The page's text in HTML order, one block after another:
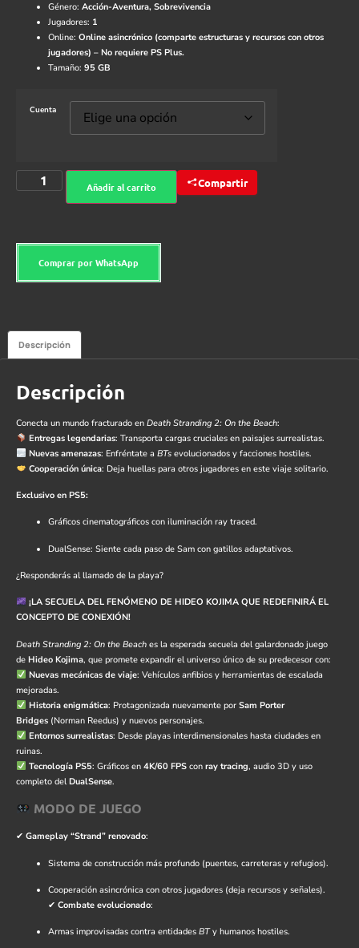
Género: Acción-Aventura, Sobrevivencia
Jugadores: 1
Online: Online asincrónico (comparte estructuras y recursos con otros
jugadores) – No requiere PS Plus.
Tamaño: 95 GB
Cuenta
Añadir al carrito Compartir
Comprar por WhatsApp
Descripción
Descripción
Conecta un mundo fracturado en Death Stranding 2: On the Beach:
Entregas legendarias: Transporta cargas cruciales en paisajes surrealistas.
Nuevas amenazas: Enfréntate a BTsevolucionados y facciones hostiles.
Cooperación única: Deja huellas para otros jugadores en este viaje solitario.
Exclusivo en PS5:
Gráficos cinematográficos con iluminación ray traced.
DualSense: Siente cada paso de Sam con gatillos adaptativos.
¿Responderás al llamado de la playa?
¡LA SECUELA DEL FENÓMENO DE HIDEO KOJIMA QUE REDEFINIRÁ EL
CONCEPTO DE CONEXIÓN!
Death Stranding 2: On the Beach es la esperada secuela del galardonado juego
de Hideo Kojima, que promete expandir el universo único de su predecesor con:
Nuevas mecánicas de viaje: Vehículos anfibios y herramientas de escalada
mejoradas.
Historia enigmática: Protagonizada nuevamente por Sam Porter
Bridges (Norman Reedus) y nuevos personajes.
Entornos surrealistas: Desde playas interdimensionales hasta ciudades en
ruinas.
Tecnología PS5: Gráficos en 4K/60 FPScon ray tracing, audio 3D y uso
completo delDualSense.
MODO DE JUEGO
✔ Gameplay “Strand” renovado:
Sistema de construcción más profundo (puentes, carreteras y refugios).
Cooperación asincrónica con otros jugadores (deja recursos y señales).
✔ Combate evolucionado:
Armas improvisadas contra entidades BTy humanos hostiles.